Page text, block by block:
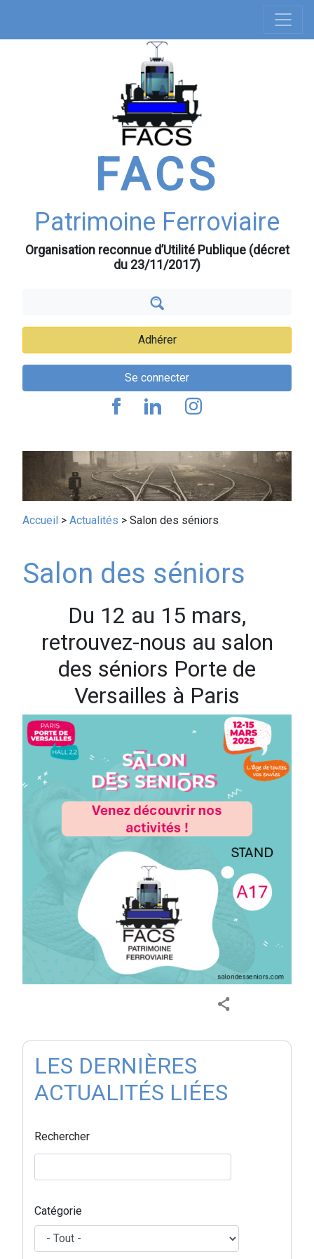
contenu
FACS
Patrimoine Ferroviaire
Organisation reconnue d’Utilité Publique (décret
du 23/11/2017)
Adhérer
Se connecter
principale
Fil
Accueil Actualités Salon des séniors
Salon des séniors
Du 12 au 15 mars,
retrouvez-nous au salon
des séniors Porte de
Versailles à Paris
LES DERNIÈRES
ACTUALITÉS LIÉES
Rechercher
Catégorie